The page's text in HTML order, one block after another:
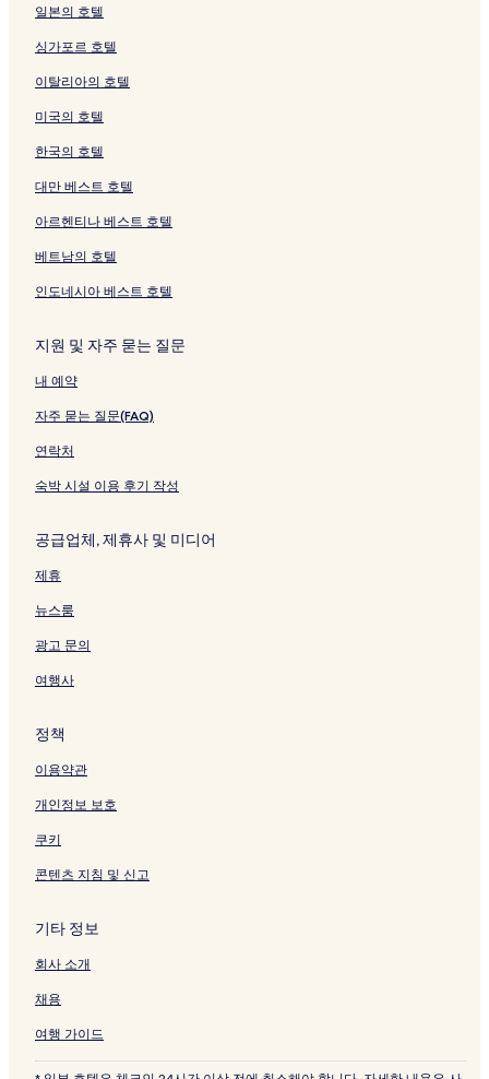
일본의 호텔
싱가포르 호텔
이탈리아의 호텔
미국의 호텔
한국의 호텔
대만 베스트 호텔
아르헨티나 베스트 호텔
베트남의 호텔
인도네시아 베스트 호텔
지원 및 자주 묻는 질문
내 예약
자주 묻는 질문(FAQ)
연락처
숙박 시설 이용 후기 작성
공급업체, 제휴사 및 미디어
제휴
뉴스룸
광고 문의
여행사
정책
이용약관
개인정보 보호
쿠키
콘텐츠 지침 및 신고
기타 정보
회사 소개
채용
여행 가이드